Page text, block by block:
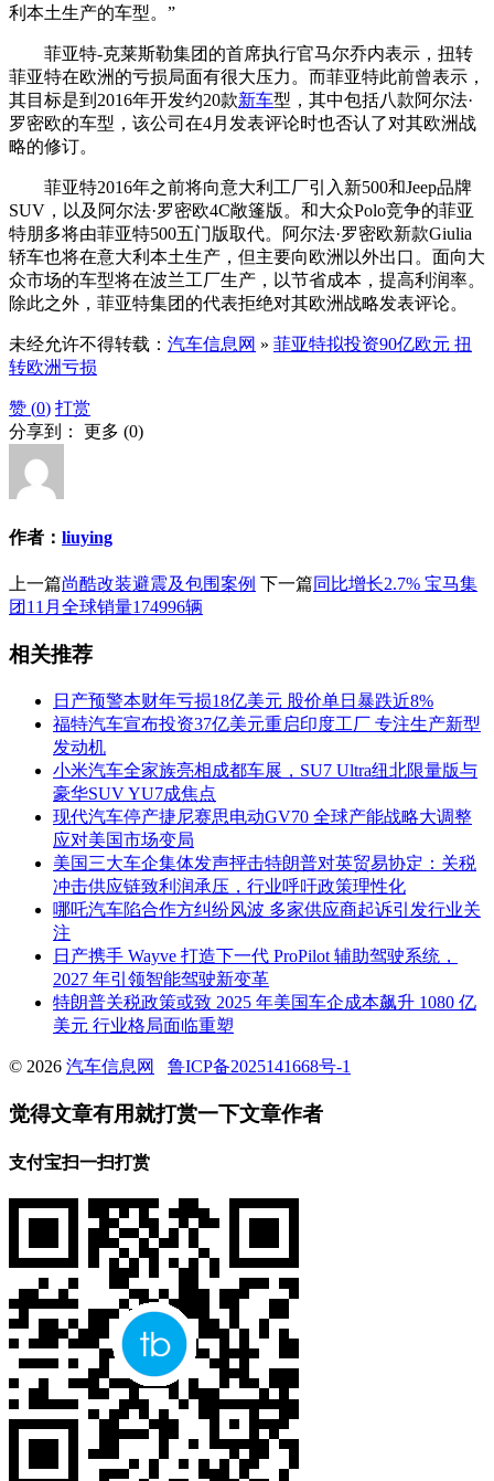
利本土生产的车型。”
菲亚特-克莱斯勒集团的首席执行官马尔乔内表示，扭转
菲亚特在欧洲的亏损局面有很大压力。而菲亚特此前曾表示，
其目标是到2016年开发约20款新车型，其中包括八款阿尔法·
罗密欧的车型，该公司在4月发表评论时也否认了对其欧洲战
略的修订。
菲亚特2016年之前将向意大利工厂引入新500和Jeep品牌
SUV，以及阿尔法·罗密欧4C敞篷版。和大众Polo竞争的菲亚
特朋多将由菲亚特500五门版取代。阿尔法·罗密欧新款Giulia
轿车也将在意大利本土生产，但主要向欧洲以外出口。面向大
众市场的车型将在波兰工厂生产，以节省成本，提高利润率。
除此之外，菲亚特集团的代表拒绝对其欧洲战略发表评论。
未经允许不得转载： 汽车信息网 » 菲亚特拟投资90亿欧元 扭
转欧洲亏损
赞 (0) 打赏
分享到： 更多 (0)
作者： liuying
上一篇尚酷改装避震及包围案例 下一篇同比增长2.7% 宝马集
团11月全球销量174996辆
相关推荐
日产预警本财年亏损18亿美元 股价单日暴跌近8%
福特汽车宣布投资37亿美元重启印度工厂 专注生产新型
发动机
小米汽车全家族亮相成都车展，SU7 Ultra纽北限量版与
豪华SUV YU7成焦点
现代汽车停产捷尼赛思电动GV70 全球产能战略大调整
应对美国市场变局
美国三大车企集体发声抨击特朗普对英贸易协定：关税
冲击供应链致利润承压，行业呼吁政策理性化
哪吒汽车陷合作方纠纷风波 多家供应商起诉引发行业关
注
日产携手 Wayve 打造下一代 ProPilot 辅助驾驶系统，
2027 年引领智能驾驶新变革
特朗普关税政策或致 2025 年美国车企成本飙升 1080 亿
美元 行业格局面临重塑
© 2026 汽车信息网 鲁ICP备2025141668号-1
觉得文章有用就打赏一下文章作者
支付宝扫一扫打赏